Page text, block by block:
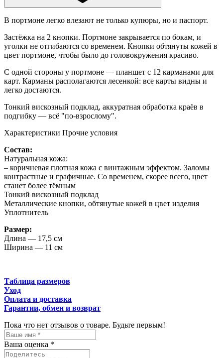
В портмоне легко влезают не только купюры, но и паспорт.
Застёжка на 2 кнопки. Портмоне закрывается по бокам, и
уголки не отгибаются со временем. Кнопки обтянуты кожей в
цвет портмоне, чтобы было до головокружения красиво.
С одной стороны у портмоне — планшет с 12 карманами для
карт. Карманы располагаются лесенкой: все карты видны и
легко достаются.
Тонкий вискозный подклад, аккуратная обработка краёв в
подгибку — всё "по-взрослому".
Характеристики Прочие условия
Состав:
Натуральная кожа:
– коричневая плотная кожа с винтажным эффектом. Заломы
контрастные и графичные. Со временем, скорее всего, цвет
станет более тёмным
Тонкий вискозный подклад
Металлические кнопки, обтянутые кожей в цвет изделия
Уплотнитель
Размер:
Длина — 17,5 см
Ширина — 11 см
Таблица размеров
Уход
Оплата и доставка
Гарантии, обмен и возврат
Пока что нет отзывов о товаре. Будьте первым!
Ваша оценка *